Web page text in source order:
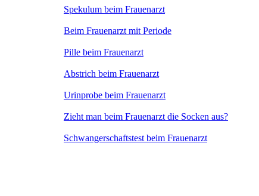
Spekulum beim Frauenarzt
Beim Frauenarzt mit Periode
Pille beim Frauenarzt
Abstrich beim Frauenarzt
Urinprobe beim Frauenarzt
Zieht man beim Frauenarzt die Socken aus?
Schwangerschaftstest beim Frauenarzt